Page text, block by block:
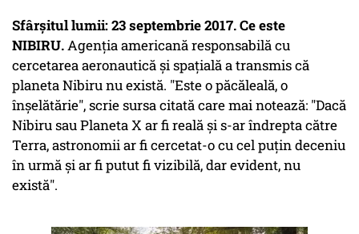
Sfârșitul lumii: 23 septembrie 2017. Ce este
NIBIRU.Agenția americană responsabilă cu
cercetarea aeronautică și spațială a transmis că
planeta Nibiru nu există. "Este o păcăleală, o
înșelătărie", scrie sursa citată care mai notează: "Dacă
Nibiru sau Planeta X ar fi reală și s-ar îndrepta către
Terra, astronomii ar fi cercetat-o cu cel puțin deceniu
în urmă și ar fi putut fi vizibilă, dar evident, nu
există".